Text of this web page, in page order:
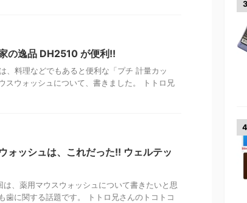
の逸品 DH2510 が便利!!
、料理などでもあると便利な「プチ 計量カッ
ウォッシュについて、書きました。 トトロ兄
ォッシュは、これだった!! ウェルテッ
、薬用マウスウォッシュについて書きたいと思
に関する話題です。 トトロ兄さんのトコトコ